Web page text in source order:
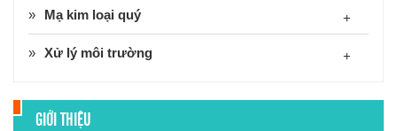
Mạ kim loại quý +
Xử lý môi trường +
GIỚI THIỆU